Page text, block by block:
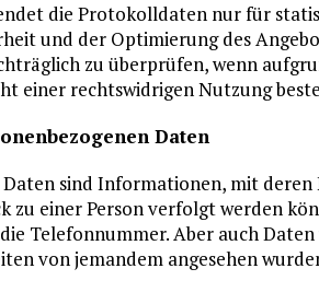
die Protokolldaten nur für
und der Optimierung des
zu überprüfen, wenn
einer rechtswidrigen Nutzung
Daten
Daten sind Informationen, mit
zu einer Person verfolgt werden
Telefonnummer. Aber auch
von jemandem angesehen